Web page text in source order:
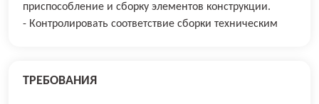
приспособление и сборку элементов конструкции.
- Контролировать соответствие сборки техническим
ТРЕБОВАНИЯ